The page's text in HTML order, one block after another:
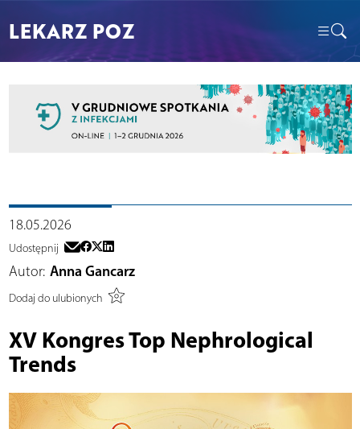
LEKARZ POZ
18.05.2026
Udostępnij
Autor: Anna Gancarz
Dodaj do ulubionych
XV Kongres Top Nephrological
Trends